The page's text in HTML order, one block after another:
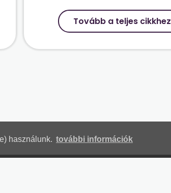
használunk. további információk
Tovább a teljes cikkhez